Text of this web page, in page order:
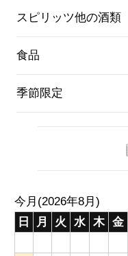
スピリッツ他の酒類
食品
季節限定
今月(2026年8月)
日
月 火 水 木 金